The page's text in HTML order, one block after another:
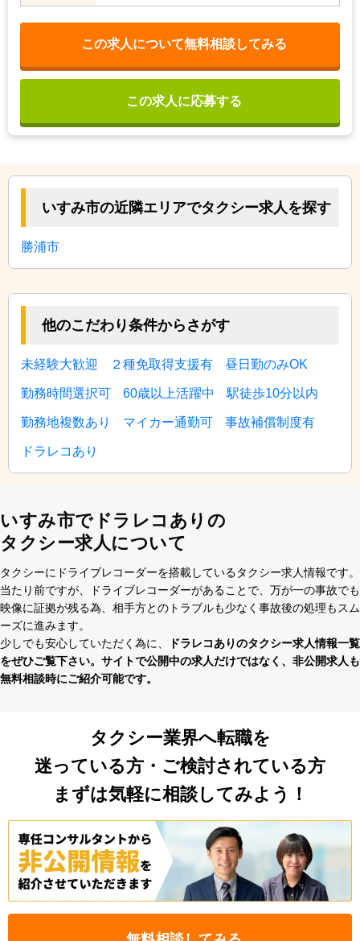
この求人について無料相談してみる
この求人に応募する
いすみ市の近隣エリアでタクシー求人を探す
勝浦市
他のこだわり条件からさがす
未経験大歓迎 ２種免取得支援有 昼日勤のみOK
勤務時間選択可 60歳以上活躍中 駅徒歩10分以内
勤務地複数あり マイカー通勤可 事故補償制度有
ドラレコあり
いすみ市でドラレコありの
タクシー求人について
タクシーにドライブレコーダーを搭載しているタクシー求⼈情報です。
当たり前ですが、ドライブレコーダーがあることで、万が⼀の事故でも
映像に証拠が残る為、相⼿⽅とのトラブルも少なく事故後の処理もスム
ーズに進みます。
少しでも安⼼していただく為に、
ドラレコありのタクシー求⼈情報⼀覧
をぜひご覧下さい。サイトで公開中の求⼈だけではなく、⾮公開求⼈も
無料相談時にご紹介可能です。
タクシー業界へ転職を
迷っている方・ご検討されている方
まずは気軽に相談してみよう！